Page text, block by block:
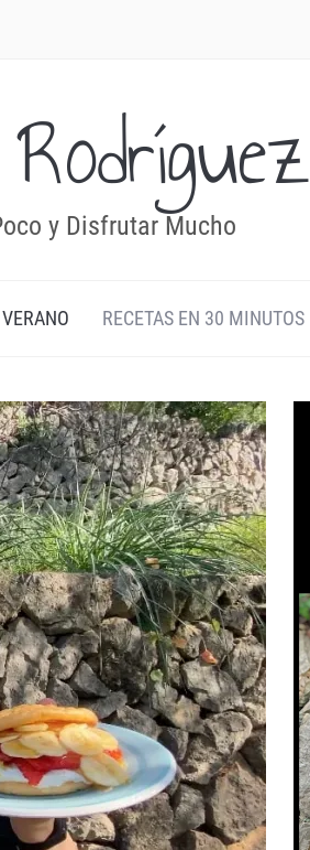
y Disfrutar Mucho
RECETAS EN 30 MINUTOS